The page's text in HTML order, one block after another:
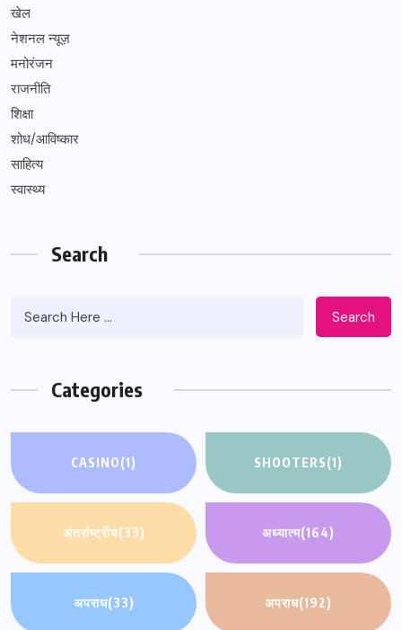
खेल
नेशनल न्यूज़
मनोरंजन
राजनीति
शिक्षा
शोध/आविष्कार
साहित्य
स्वास्थ्य
Search
Search
Categories
CASINO(1) SHOOTERS(1)
अंतर्राष्ट्रीय(33) अध्यात्म(164)
अपराध(33) अपराध(192)